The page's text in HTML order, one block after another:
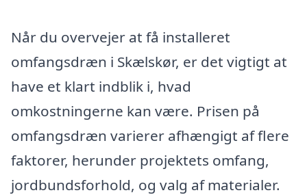
Når du overvejer at få installeret
omfangsdræn i Skælskør, er det vigtigt at
have et klart indblik i, hvad
omkostningerne kan være. Prisen på
omfangsdræn varierer afhængigt af flere
faktorer, herunder projektets omfang,
jordbundsforhold, og valg af materialer.